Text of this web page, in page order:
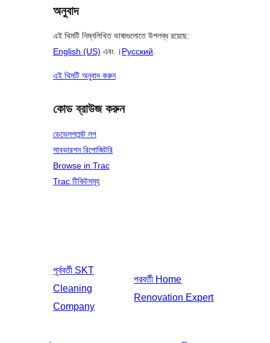
অনুবাদ
এই থিমটি নিম্নলিখিত ভাষাগুলোতে উপলব্ধ রয়েছে:
English (US) এবং ।Русский.
এই থিমটি অনুবাদ করুন
কোড ব্রাউজ করুন
ডেভেলপমেন্ট লগ
সাবভারশন রিপোজিটরি
Browse in Trac
Trac টিকিটসমূহ
পূর্ববর্তী SKT
Cleaning
Company
পরবর্তী Home
Renovation Expert